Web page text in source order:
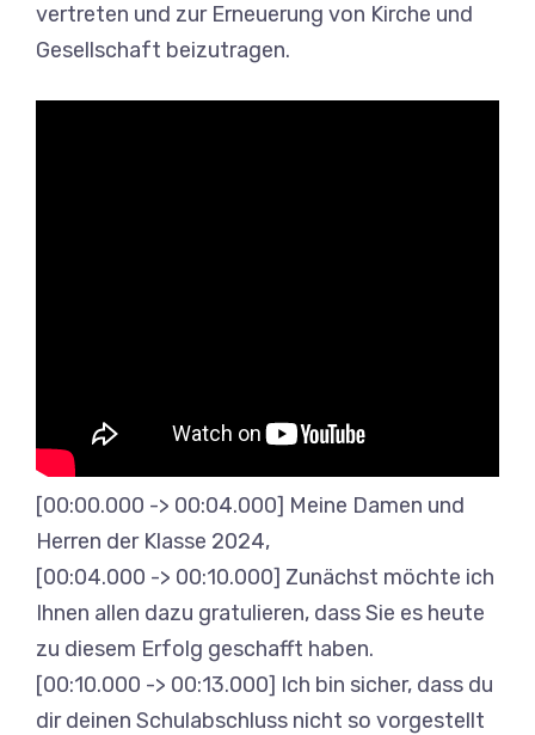
vertreten und zur Erneuerung von Kirche und
Gesellschaft beizutragen.
[00:00.000 -> 00:04.000] Meine Damen und
Herren der Klasse 2024,
[00:04.000 -> 00:10.000] Zunächst möchte ich
Ihnen allen dazu gratulieren, dass Sie es heute
zu diesem Erfolg geschafft haben.
[00:10.000 -> 00:13.000] Ich bin sicher, dass du
dir deinen Schulabschluss nicht so vorgestellt